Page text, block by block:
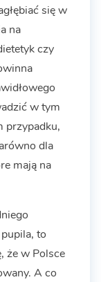
się w
na
czy
w tym
przypadku,
dla
mają na
to
że w Polsce
A co